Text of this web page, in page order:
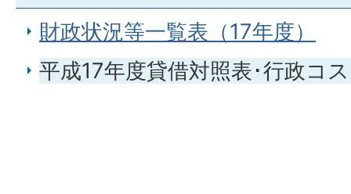
財政状況等一覧表（17年度）
平成17年度貸借対照表･行政コ